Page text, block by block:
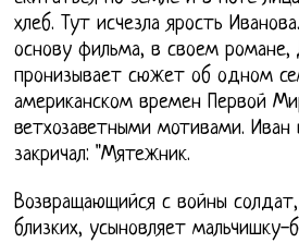
хлеб. Тут исчезла ярость
основу фильма, в своем
пронизывает сюжет об одном
американском времен Первой
ветхозаветными мотивами. Иван
закричал: "Мятежник.
Возвращающийся с войны
близких, усыновляет мальчишку-